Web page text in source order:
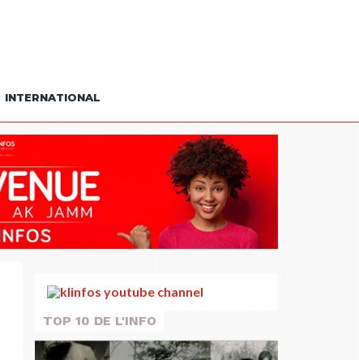
INTERNATIONAL
TOP 10 DE L'INFO